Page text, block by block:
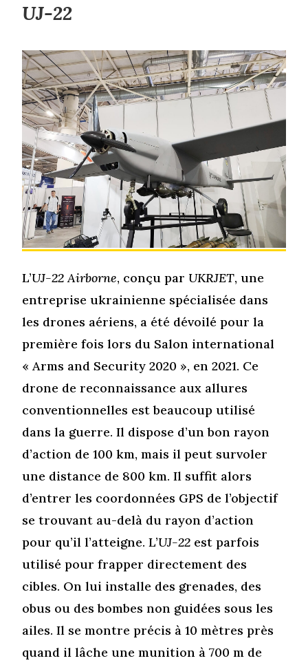
UJ-22
L’UJ-22 Airborne, conçu par UKRJET, une
entreprise ukrainienne spécialisée dans
les drones aériens, a été dévoilé pour la
première fois lors du Salon international
« Arms and Security 2020 », en 2021. Ce
drone de reconnaissance aux allures
conventionnelles est beaucoup utilisé
dans la guerre. Il dispose d’un bon rayon
d’action de 100 km, mais il peut survoler
une distance de 800 km. Il suffit alors
d’entrer les coordonnées GPS de l’objectif
se trouvant au-delà du rayon d’action
pour qu’il l’atteigne. L’UJ-22 est parfois
utilisé pour frapper directement des
cibles. On lui installe des grenades, des
obus ou des bombes non guidées sous les
ailes. Il se montre précis à 10 mètres près
quand il lâche une munition à 700 m de